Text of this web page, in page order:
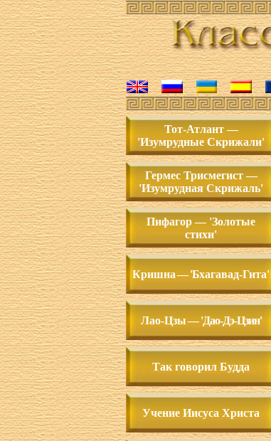
Тот-Атлант —
'Изумрудные Скрижали'
Гермес Трисмегист —
'Изумрудная Скрижаль'
Пифагор — 'Золотые
стихи'
Кришна — 'Бхагавад-Гита'
Лао-Цзы — 'Дао-Дэ-Цзин'
Так говорил Будда
Учение Иисуса Христа